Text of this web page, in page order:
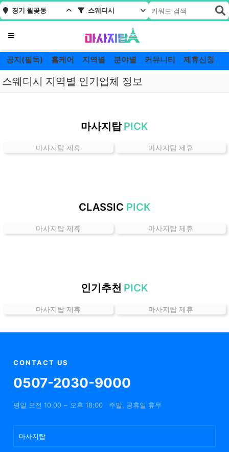
경기 월곶동 스웨디시
메뉴
공지(필독) 홈케어 지역별 분야별 커뮤니티 제휴신청
스웨디시 지역별 인기업체 정보
동
는
할
정
마사지탑 PICK
마사지탑 제휴 마사지탑 제휴
CLASSIC PICK
마사지탑 제휴 마사지탑 제휴
인기추천 PICK
마사지탑 제휴 마사지탑 제휴
CONTACT US
0507-2030-9000
평일 오전 10:00 ~ 오후 18:00 주말, 공휴일 휴무
마사지탑